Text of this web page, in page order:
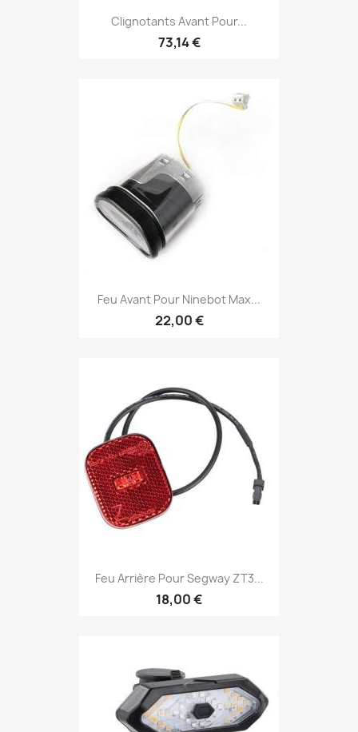
Clignotants Avant Pour...
73,14 €
Feu Avant Pour Ninebot Max...
22,00 €
Feu Arrière Pour Segway ZT3...
18,00 €